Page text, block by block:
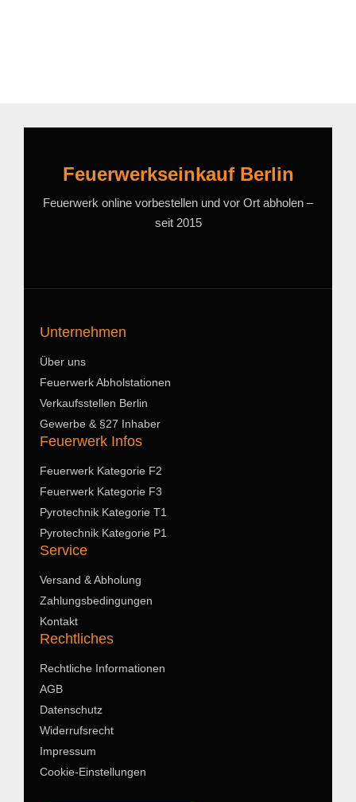
Feuerwerkseinkauf Berlin
Feuerwerk online vorbestellen und vor Ort abholen –
seit 2015
Unternehmen
Über uns
Feuerwerk Abholstationen
Verkaufsstellen Berlin
Gewerbe & §27 Inhaber
Feuerwerk Infos
Feuerwerk Kategorie F2
Feuerwerk Kategorie F3
Pyrotechnik Kategorie T1
Pyrotechnik Kategorie P1
Service
Versand & Abholung
Zahlungsbedingungen
Kontakt
Rechtliches
Rechtliche Informationen
AGB
Datenschutz
Widerrufsrecht
Impressum
Cookie-Einstellungen